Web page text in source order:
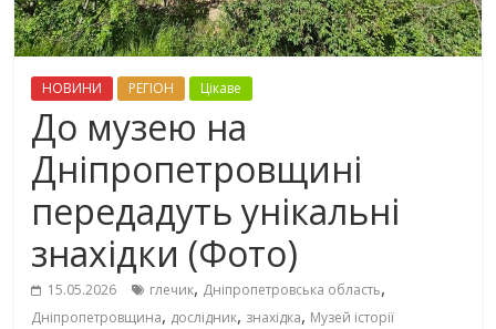
НОВИНИ РЕГІОН Цікаве
До музею на
Дніпропетровщині
передадуть унікальні
знахідки (Фото)
15.05.2026 глечик, Дніпропетровська область,
Дніпропетровщина, дослідник, знахідка, Музей історії